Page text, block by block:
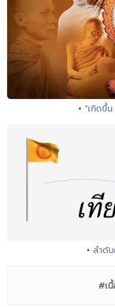
• "เกิดขึ้
• ลำดั
#เ